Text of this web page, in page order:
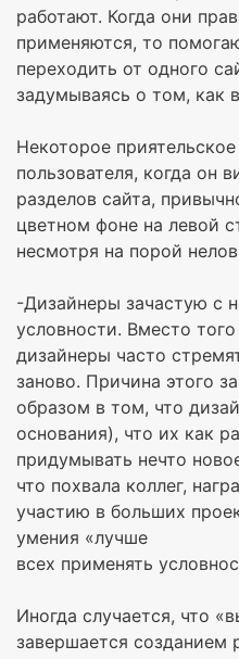
работают. Когда они
применяются, то
переходить от одного
задумываясь о том, как
Некоторое
пользователя, когда он
разделов сайта,
цветном фоне на левой
несмотря на порой
-Дизайнеры зачастую с
условности. Вместо
дизайнеры часто
заново. Причина этого
образом в том, что
основания), что их как
придумывать нечто
что похвала коллег,
участию в больших
умения «лучше
всех применять
Иногда случается, что
завершается созданием